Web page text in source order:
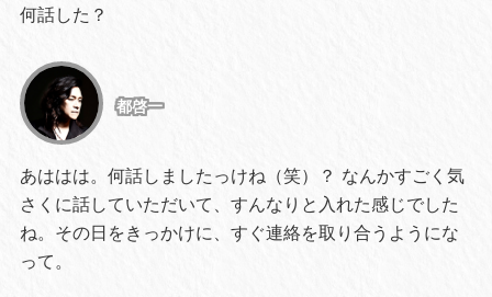
何話した？
都啓一
あははは。何話しましたっけね（笑）？ なんかすごく気
さくに話していただいて、すんなりと入れた感じでした
ね。その日をきっかけに、すぐ連絡を取り合うようにな
って。